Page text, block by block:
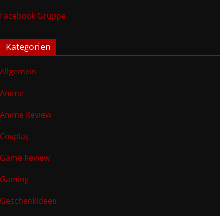
Facebook Gruppe
Kategorien
Allgemein
Anime
Anime Review
Cosplay
Game Review
Gaming
Geschenkideen